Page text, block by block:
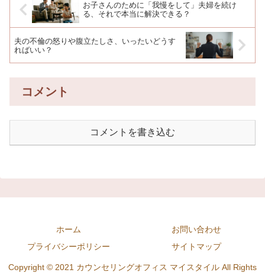
お子さんのために「我慢をして」夫婦を続け
る、それで本当に解決できる？
夫の不倫の怒りや腹立たしさ、いったいどうす
ればいい？
コメント
コメントを書き込む
ホーム
お問い合わせ
プライバシーポリシー
サイトマップ
Copyright © 2021 カウンセリングオフィス マイスタイル All Rights